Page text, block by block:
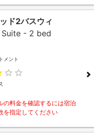
ド2バスウィ
- 2 bed
メント
の料金を確認するには宿泊
を指定してください